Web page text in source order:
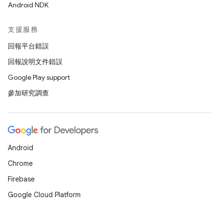
Android NDK
支援服務
回報平台錯誤
回報說明文件錯誤
Google Play support
參加研究調查
Android
Chrome
Firebase
Google Cloud Platform